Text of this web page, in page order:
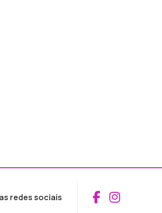
redes sociais Aceder